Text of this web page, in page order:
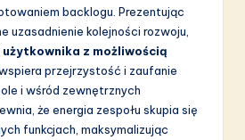
backlogu. Prezentując
uzasadnienie kolejności rozwoju,
z możliwością
przejrzystość i zaufanie
i wśród zewnętrznych
że energia zespołu skupia się
funkcjach, maksymalizując